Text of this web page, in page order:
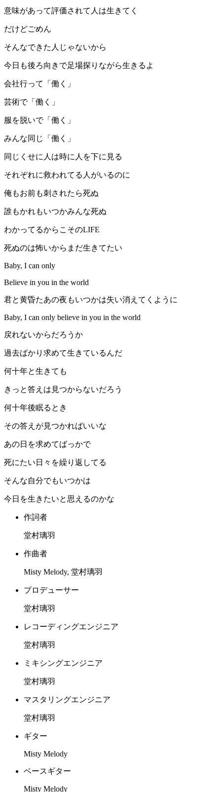
意味があって評価されて人は生きてく
だけどごめん
そんなできた人じゃないから
今日も後ろ向きで足場探りながら生きるよ
会社行って「働く」
芸術で「働く」
服を脱いで「働く」
みんな同じ「働く」
同じくせに人は時に人を下に見る
それぞれに救われてる人がいるのに
俺もお前も刺されたら死ぬ
誰もかれもいつかみんな死ぬ
わかってるからこそのLIFE
死ぬのは怖いからまだ生きてたい
Baby, I can only
Believe in you in the world
君と黄昏たあの夜もいつかは失い消えてくように
Baby, I can only believe in you in the world
戻れないからだろうか
過去ばかり求めて生きているんだ
何十年と生きても
きっと答えは見つからないだろう
何十年後眠るとき
その答えが見つかればいいな
あの日を求めてばっかで
死にたい日々を繰り返してる
そんな自分でもいつかは
今日を生きたいと思えるのかな
作詞者
堂村璃羽
作曲者
Misty Melody, 堂村璃羽
プロデューサー
堂村璃羽
レコーディングエンジニア
堂村璃羽
ミキシングエンジニア
堂村璃羽
マスタリングエンジニア
堂村璃羽
ギター
Misty Melody
ベースギター
Misty Melody